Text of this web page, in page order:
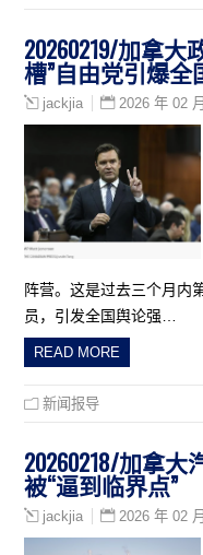
20260219/加拿
槽”自由党引爆全
jackjia 2026 年 02
阵营。这是过去三个月内
员，引发全国舆论强…
READ MORE
新闻报导
20260218/加拿
被“逼到临界点”
jackjia 2026 年 02